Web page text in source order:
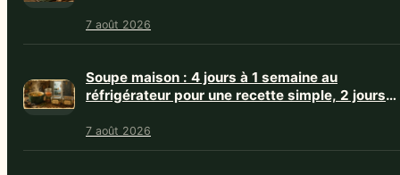
7 août 2026
Soupe maison : 4 jours à 1 semaine au
réfrigérateur pour une recette simple, 2 jours
7 août 2026